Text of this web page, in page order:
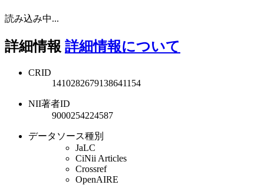
読み込み中...
詳細情報 詳細情報について
CRID
1410282679138641154
NII著者ID
9000254224587
データソース種別
JaLC
CiNii Articles
Crossref
OpenAIRE